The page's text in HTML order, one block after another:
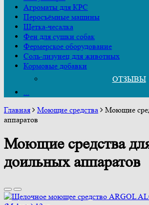
Агроматы для КРС
Перосъёмные машины
Щетка-чесалка
Фен для сушки собак
Фермерское оборудование
Соль-лизунец для животных
Кормовые добавки
ОТЗЫВЫ
...
Главная
Моющие средства
Моющие
аппаратов
Моющие средства
доильных аппаратов